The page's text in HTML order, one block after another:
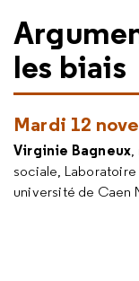
les biais
Mardi 12
Virginie Bagneux,
sociale,
université de Caen